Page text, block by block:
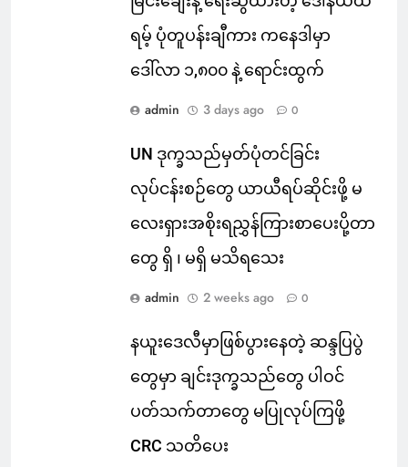
ရမ့် ပုံတူပန်းချီကား ကနေဒါမှာ
ဒေါ်လာ ၁,၈၀၀ နဲ့ ရောင်းထွက်
admin 3 days ago 0
UN ဒုက္ခသည်မှတ်ပုံတင်ခြင်း
လုပ်ငန်းစဉ်တွေ ယာယီရပ်ဆိုင်းဖို့ မ
လေးရှားအစိုးရညွှန်ကြားစာပေးပို့တာ
တွေ ရှိ ၊ မရှိ မသိရသေး
admin 2 weeks ago 0
နယူးဒေလီမှာဖြစ်ပွားနေတဲ့ ဆန္ဒပြပွဲ
တွေမှာ ချင်းဒုက္ခသည်တွေ ပါဝင်
ပတ်သက်တာတွေ မပြုလုပ်ကြဖို့
CRC သတိပေး